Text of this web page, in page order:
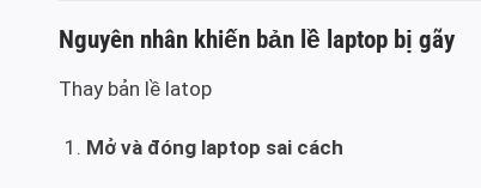
Nguyên nhân khiến bản lề laptop bị gãy
Thay bản lề latop
Mở và đóng laptop sai cách